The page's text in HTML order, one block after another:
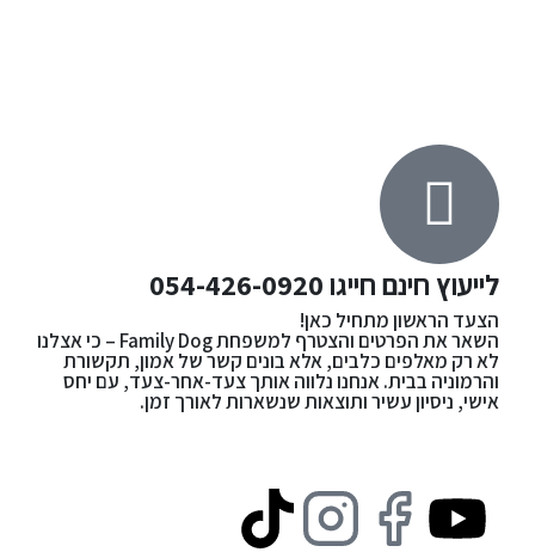
לייעוץ חינם חייגו054-426-0920
הצעד הראשון מתחיל כאן!
השאר את הפרטים והצטרף למשפחת Family Dog – כי אצלנו
לא רק מאלפים כלבים, אלא בונים קשר של אמון, תקשורת
והרמוניה בבית. אנחנו נלווה אותך צעד-אחר-צעד, עם יחס
אישי, ניסיון עשיר ותוצאות שנשארות לאורך זמן.